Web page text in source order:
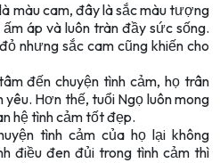
màu cam, đây là sắc màu tượng
áp và luôn tràn đầy sức sống.
nhưng sắc cam cũng khiến cho
đến chuyện tình cảm, họ trân
Hơn thế, tuổi Ngọ luôn mong
hệ tình cảm tốt đẹp.
tình cảm của họ lại không
điều đen đủi trong tình cảm thì